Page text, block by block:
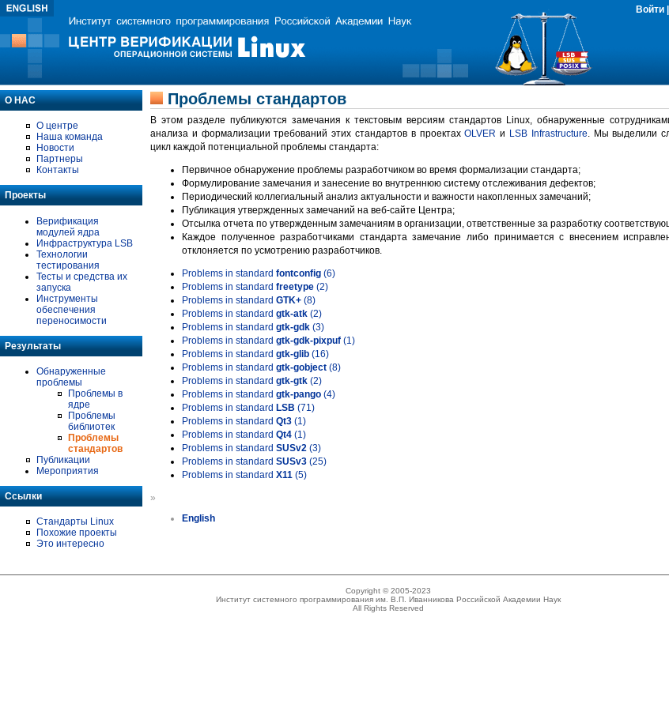
Войти
О НАС
О центре
Наша команда
Новости
Партнеры
Контакты
Проекты
Верификация
модулей ядра
Инфраструктура LSB
Технологии
тестирования
Тесты и средства их
запуска
Инструменты
обеспечения
переносимости
Результаты
Обнаруженные
проблемы
Проблемы в
ядре
Проблемы
библиотек
Проблемы
стандартов
Публикации
Мероприятия
Ссылки
Стандарты Linux
Похожие проекты
Это интересно
Проблемы стандартов
В этом разделе публикуются замечания к текстовым версиям стандартов Linux, обнаруженные
анализа и формализации требований этих стандартов в проектахOLVER и LSB Infrastructure. Мы выделили
цикл каждой потенциальной проблемы стандарта:
Первичное обнаружение проблемы разработчиком во время формализации стандарта;
Формулирование замечания и занесение во внутреннюю систему отслеживания дефектов;
Периодический коллегиальный анализ актуальности и важности накопленных замечаний;
Публикация утвержденных замечаний на веб-сайте Центра;
Отсылка отчета по утвержденным замечаниям в организации, ответственные за разработку
Каждое полученное разработчиками стандарта замечание либо принимается с внесением
отклоняется по усмотрению разработчиков.
Problems in standard fontconfig (6)
Problems in standard freetype (2)
Problems in standard GTK+ (8)
Problems in standard gtk-atk (2)
Problems in standard gtk-gdk (3)
Problems in standard gtk-gdk-pixpuf (1)
Problems in standard gtk-glib (16)
Problems in standard gtk-gobject (8)
Problems in standard gtk-gtk (2)
Problems in standard gtk-pango (4)
Problems in standard LSB (71)
Problems in standard Qt3 (1)
Problems in standard Qt4 (1)
Problems in standard SUSv2 (3)
Problems in standard SUSv3 (25)
Problems in standard X11 (5)
»
English
Copyright © 2005-2023
Институт системного программирования им. В.П. Иванникова Российской Академии Наук
All Rights Reserved